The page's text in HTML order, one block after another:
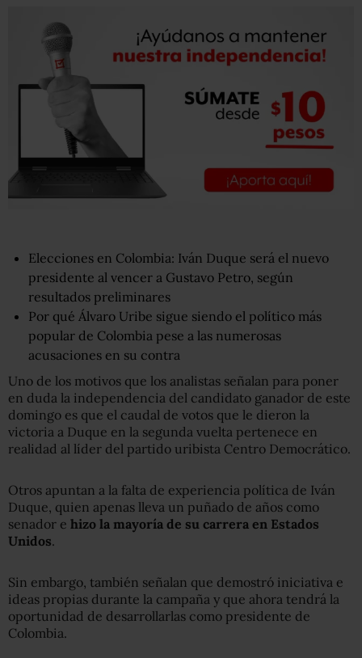
Elecciones en Colombia: Iván Duque será el nuevo
presidente al vencer a Gustavo Petro, según
resultados preliminares
Por qué Álvaro Uribe sigue siendo el político más
popular de Colombia pese a las numerosas
acusaciones en su contra
Uno de los motivos que los analistas señalan para poner
en duda la independencia del candidato ganador de este
domingo es que el caudal de votos que le dieron la
victoria a Duque en la segunda vuelta pertenece en
realidad al líder del partido uribista Centro Democrático.
Otros apuntan a la falta de experiencia política de Iván
Duque, quien apenas lleva un puñado de años como
senador e hizo la mayoría de su carrera en Estados
Unidos.
Sin embargo, también señalan que demostró iniciativa e
ideas propias durante la campaña y que ahora tendrá la
oportunidad de desarrollarlas como presidente de
Colombia.